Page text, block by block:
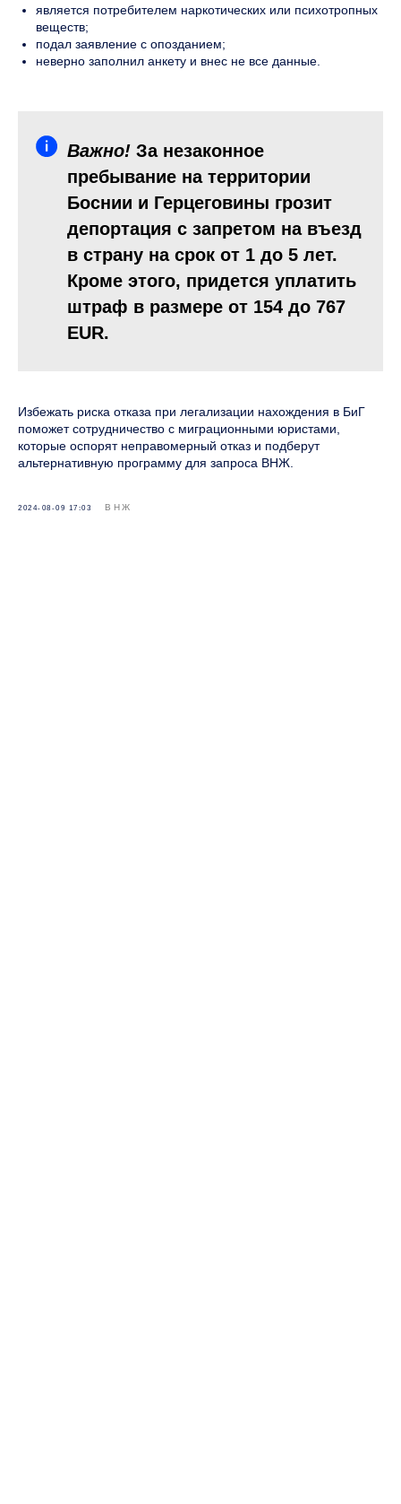
является потребителем наркотических или психотропных
веществ;
подал заявление с опозданием;
неверно заполнил анкету и внес не все данные.
Важно! За незаконное
пребывание на территории
Боснии и Герцеговины грозит
депортация с запретом на въезд
в страну на срок от 1 до 5 лет.
Кроме этого, придется уплатить
штраф в размере от 154 до 767
EUR.
Избежать риска отказа при легализации нахождения в БиГ
поможет сотрудничество с миграционными юристами,
которые оспорят неправомерный отказ и подберут
альтернативную программу для запроса ВНЖ.
2024-08-09 17:03 ВНЖ